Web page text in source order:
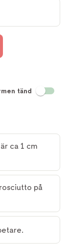
tänd
ca 1 cm
på